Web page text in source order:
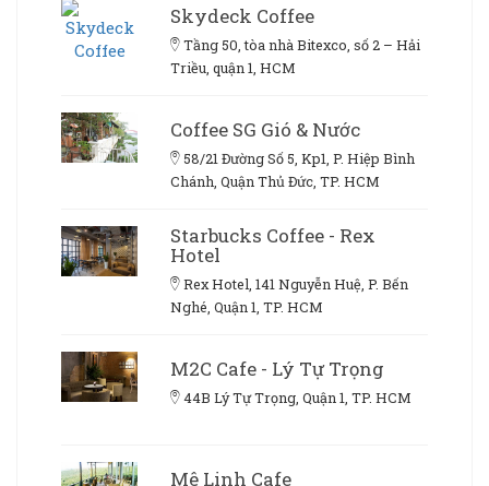
Skydeck Coffee
Tầng 50, tòa nhà Bitexco, số 2 – Hải
Triều, quận 1, HCM
Coffee SG Gió & Nước
58/21 Đường Số 5, Kp1, P. Hiệp Bình
Chánh, Quận Thủ Đức, TP. HCM
Starbucks Coffee - Rex
Hotel
Rex Hotel, 141 Nguyễn Huệ, P. Bến
Nghé, Quận 1, TP. HCM
M2C Cafe - Lý Tự Trọng
44B Lý Tự Trọng, Quận 1, TP. HCM
Mê Linh Cafe